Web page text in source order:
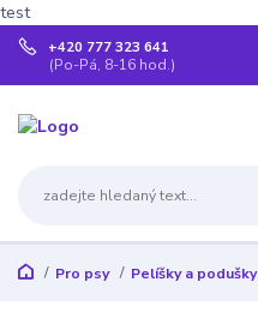
test
+420 777 323 641
(Po-Pá, 8-16 hod.)
Pro psy Pelíšky a podušky